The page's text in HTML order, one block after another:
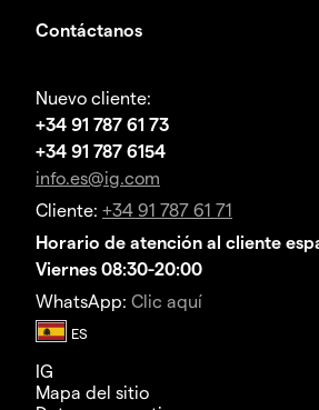
Contáctanos
Nuevo cliente:
+34 91 787 61 73
+34 91 787 6154
info.es@ig.com
Cliente: +34 91 787 61 71
Horario de atención al cliente
Viernes 08:30-20:00
WhatsApp: Clic aquí
IG
Mapa del sitio